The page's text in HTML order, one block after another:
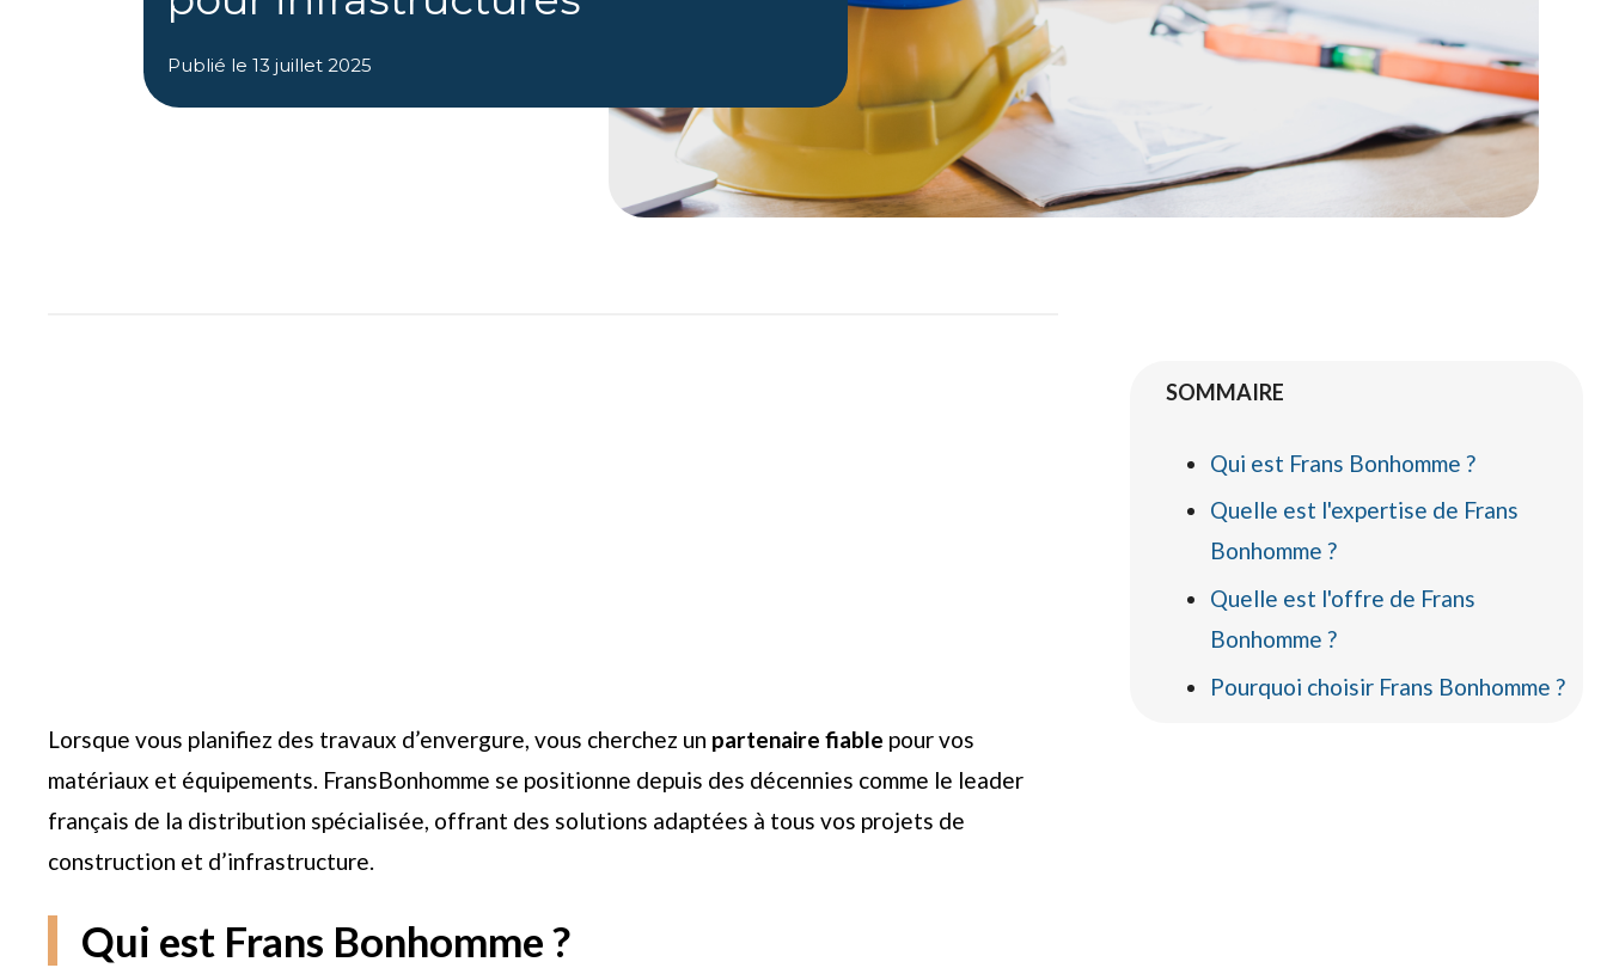
Publié le 13 juillet 2025
Lorsque vous planifiez des travaux d’envergure, vous cherchez un partenaire fiable pour vos
matériaux et équipements. FransBonhomme se positionne depuis des décennies comme le leader
français de la distribution spécialisée, offrant des solutions adaptées à tous vos projets de
construction et d’infrastructure.
Qui est Frans Bonhomme ?
SOMMAIRE
Qui est Frans Bonhomme ?
Quelle est l'expertise de Frans
Bonhomme ?
Quelle est l'offre de Frans
Bonhomme ?
Pourquoi choisir Frans Bonhomme ?